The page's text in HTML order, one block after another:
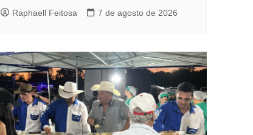
Raphaell Feitosa 7 de agosto de 2026